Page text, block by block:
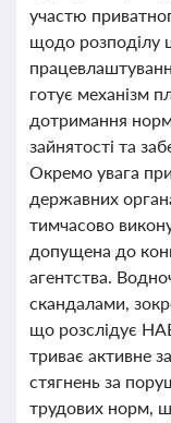
участю
щодо розподілу
готує механізм
дотримання
зайнятості та
Окремо увага
державних
тимчасово
допущена до
агентства.
скандалами,
що розслідує
триває активне
стягнень за
трудових норм,